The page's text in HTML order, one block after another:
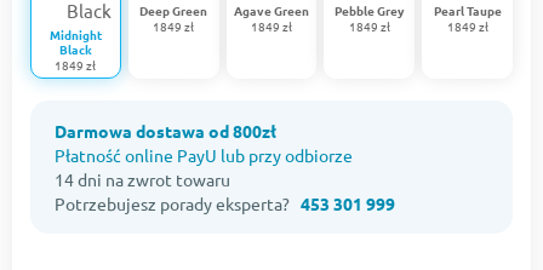
Midnight
Black
1849 zł
Deep Green
1849 zł
Agave Green
1849 zł
Pebble Grey
1849 zł
Pearl Taupe
1849 zł
Darmowa dostawa od 800zł
Płatność online PayU lub przy odbiorze
14 dni na zwrot towaru
Potrzebujesz porady eksperta? 453 301 999